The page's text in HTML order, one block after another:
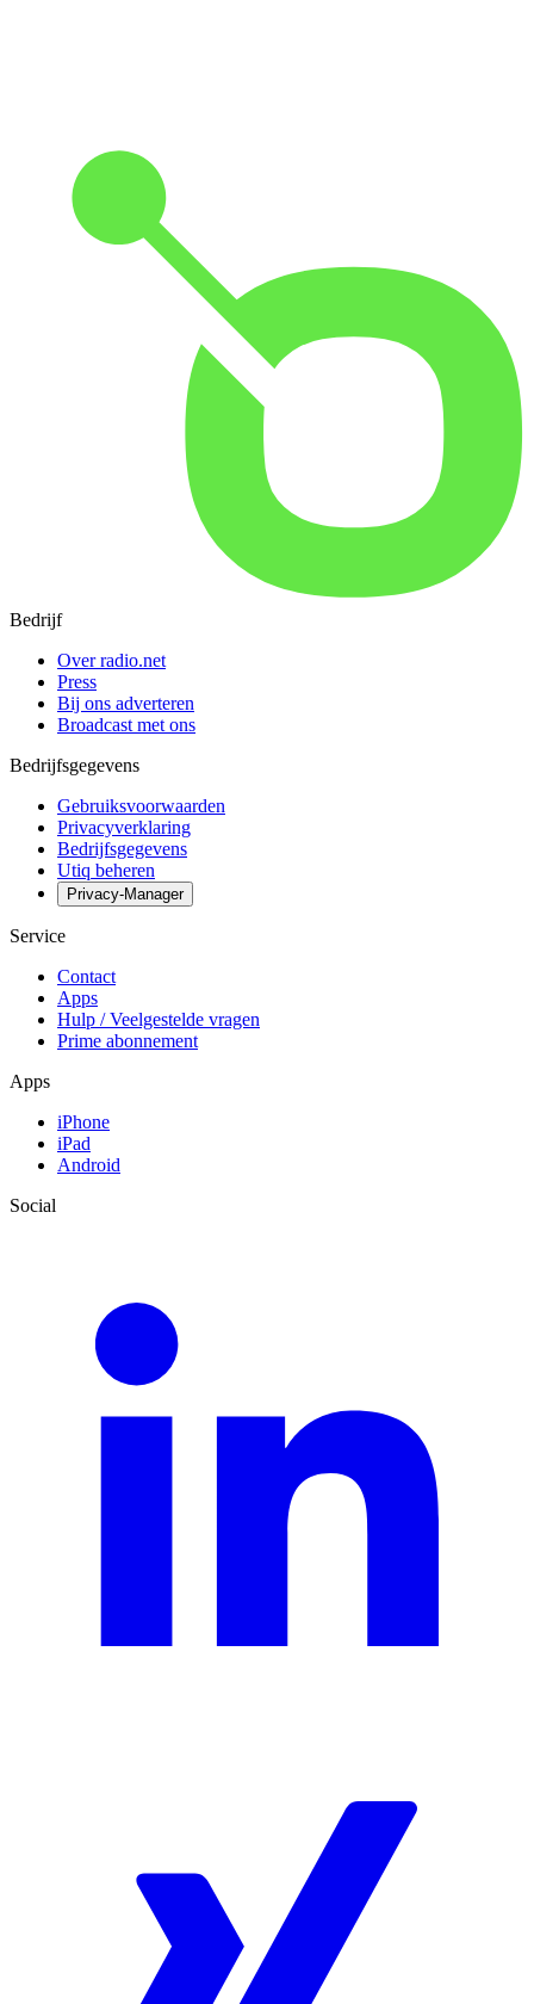
Bedrijf
Over radio.net
Press
Bij ons adverteren
Broadcast met ons
Bedrijfsgegevens
Gebruiksvoorwaarden
Privacyverklaring
Bedrijfsgegevens
Utiq beheren
Privacy-Manager
Service
Contact
Apps
Hulp / Veelgestelde vragen
Prime abonnement
Apps
iPhone
iPad
Android
Social